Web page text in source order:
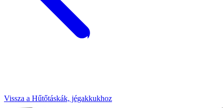
Vissza a Hűtőtáskák, jégakkukhoz